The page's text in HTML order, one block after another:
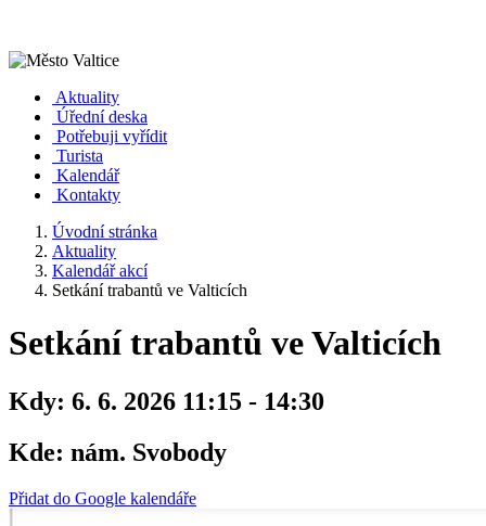
Aktuality
Úřední deska
Potřebuji vyřídit
Turista
Kalendář
Kontakty
Úvodní stránka
Aktuality
Kalendář akcí
Setkání trabantů ve Valticích
Setkání trabantů ve Valticích
Kdy: 6. 6. 2026 11:15 - 14:30
Kde: nám. Svobody
Přidat do Google kalendáře